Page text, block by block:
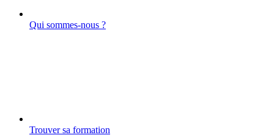
Qui sommes-nous ?
Trouver sa formation